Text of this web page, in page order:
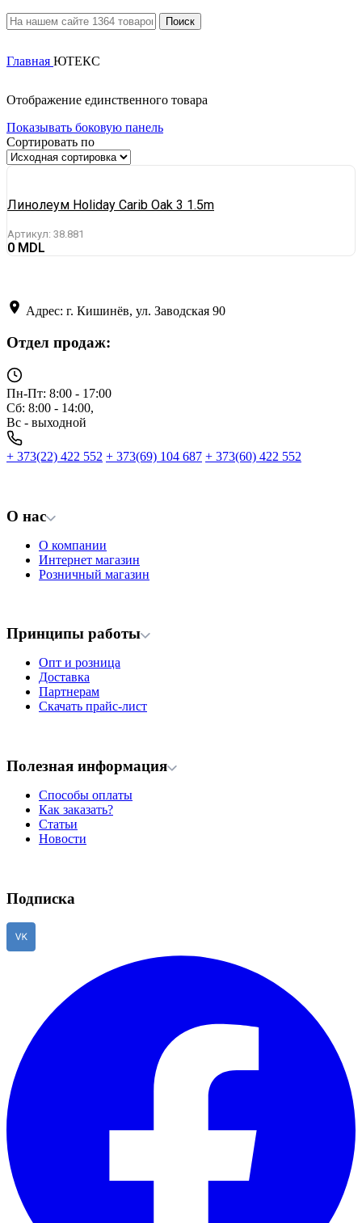
Поиск
Главная ЮТЕКС
Отображение единственного товара
Показывать боковую панель
Сортировать по
Линолеум Holiday Carib Oak 3 1.5m
Артикул: 38.881
0
Адрес: г. Кишинёв, ул. Заводская 90
Отдел продаж:
Пн-Пт: 8:00 - 17:00
Сб: 8:00 - 14:00,
Вс - выходной
+ 373(22) 422 552 + 373(69) 104 687 + 373(60) 422 552
О нас
О компании
Интернет магазин
Розничный магазин
Принципы работы
Опт и розница
Доставка
Партнерам
Скачать прайс-лист
Полезная информация
Способы оплаты
Как заказать?
Статьи
Новости
Подписка